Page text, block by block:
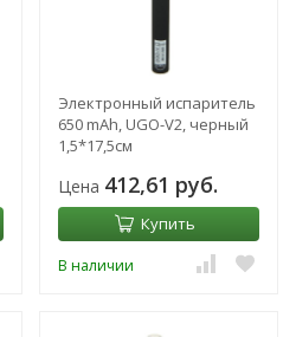
Электронный испаритель
650 mAh, UGO-V2, черный
1,5*17,5см
Цена 412,61 руб.
Купить
В наличии